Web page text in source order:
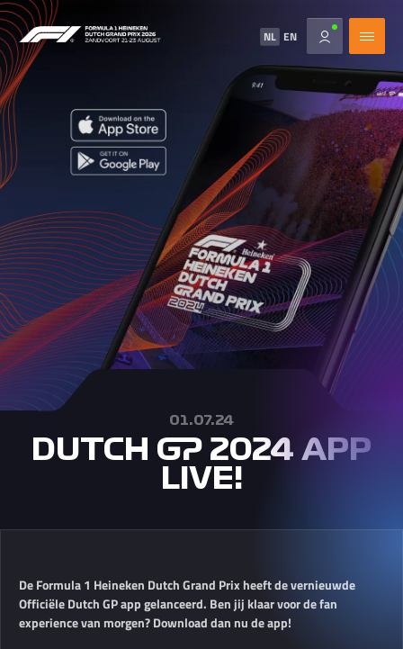
NL EN
01.07.24
DUTCH GP 2024 APP
LIVE!
De Formula 1 Heineken Dutch Grand Prix heeft de vernieuwde
Officiële Dutch GP app gelanceerd. Ben jij klaar voor de fan
experience van morgen? Download dan nu de app!